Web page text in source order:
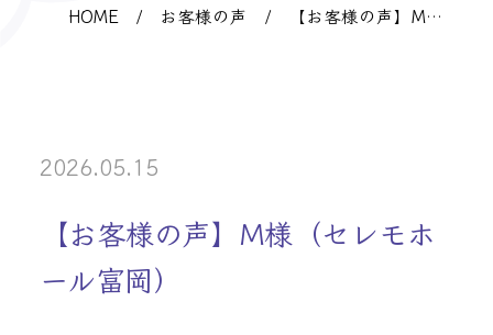
HOME / お客様の声 / 【お客様の声】M様
（セレモホール富
2026.05.15
【お客様の声】M様（セレモホ
ール富岡）